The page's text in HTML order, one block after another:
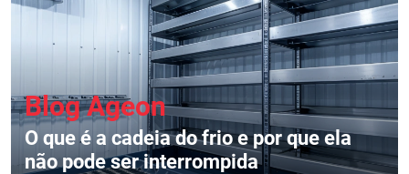
Blog Ageon
O que é a cadeia do frio e por que ela
não pode ser interrompida